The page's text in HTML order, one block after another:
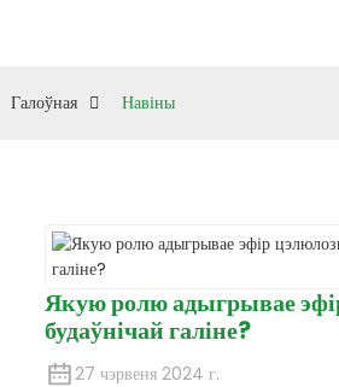
Галоўная Навіны
Якую ролю адыгрывае
будаўнічай галіне?
27 чэрвеня 2024 г.